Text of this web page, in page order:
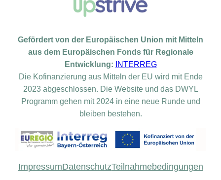
Gefördert von der Europäischen Union mit Mitteln
aus dem Europäischen Fonds für Regionale
Entwicklung:
INTERREG
Die Kofinanzierung aus Mitteln der EU wird mit Ende
2023 abgeschlossen. Die Website und das DWYL
Programm gehen mit 2024 in eine neue Runde und
bleiben bestehen.
ImpressumDatenschutzTeilnahmebedingungen